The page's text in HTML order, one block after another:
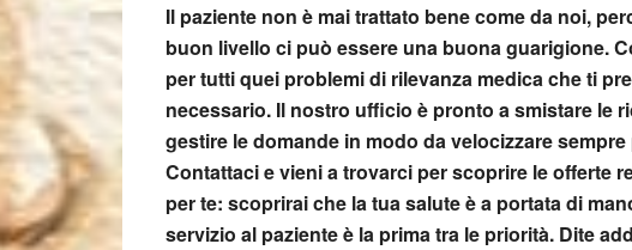
Il paziente non è mai trattato bene come da noi,
buon livello ci può essere una buona guarigione.
per tutti quei problemi di rilevanza medica che ti
necessario. Il nostro ufficio è pronto a smistare le
gestire le domande in modo da velocizzare
Contattaci e vieni a trovarci per scoprire le offerte
per te: scoprirai che la tua salute è a portata di
servizio al paziente è la prima tra le priorità. Dite